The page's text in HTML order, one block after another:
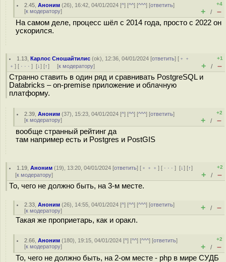
2.45 ,Аноним (26), 16:42, 04/01/2024 [^] [^^] [^^^] [ответить]
[к модератору]
+4
+ / –
На самом деле, процесс шёл с 2014 года, просто с 2022 он
ускорился.
1.13 ,Карлос Сношайтилис (ok), 12:36, 04/01/2024 [ответить] [ ﹢﹢
﹢ ] [ · · · ] [↓] [↑] [к модератору]
+1
+ / –
Странно ставить в один ряд и сравнивать PostgreSQL и
Databricks – on-premise приложение и облачную
платформу.
2.39 ,Аноним (37), 15:23, 04/01/2024 [^] [^^] [^^^] [ответить]
[к модератору]
+2
+ / –
вообще странный рейтинг да
там например есть и Postgres и PostGIS
1.19 ,Аноним (19), 13:20, 04/01/2024 [ответить] [ ﹢﹢﹢] [ · · ·][↓] [↑]
[к модератору]
+2
+ / –
То, чего не должно быть, на 3-м месте.
2.33 ,Аноним (26), 14:55, 04/01/2024 [^] [^^] [^^^] [ответить]
[к модератору] + / –
Такая же проприетарь, как и оракл.
2.66 ,Аноним (180), 19:15, 04/01/2024 [^] [^^] [^^^] [ответить]
[к модератору]
+2
+ / –
То, чего не должно быть, на 2-ом месте - php в мире СУДБ